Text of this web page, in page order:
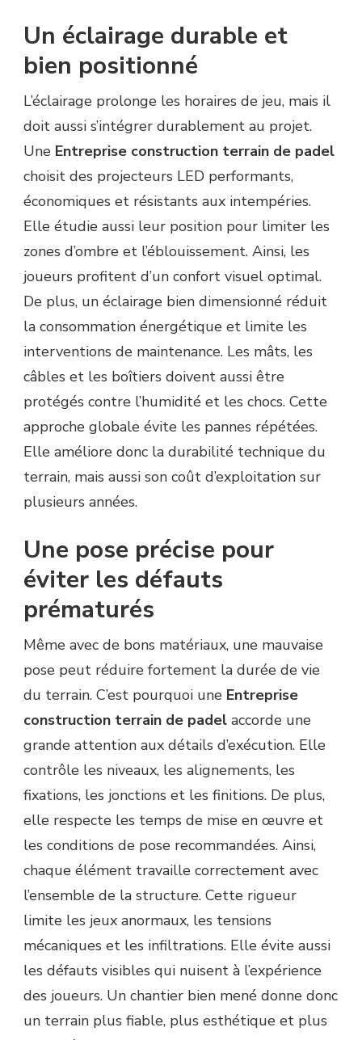
Un éclairage durable et
bien positionné
L’éclairage prolonge les horaires de jeu, mais il
doit aussi s’intégrer durablement au projet.
Une Entreprise construction terrain de padel
choisit des projecteurs LED performants,
économiques et résistants aux intempéries.
Elle étudie aussi leur position pour limiter les
zones d’ombre et l’éblouissement. Ainsi, les
joueurs profitent d’un confort visuel optimal.
De plus, un éclairage bien dimensionné réduit
la consommation énergétique et limite les
interventions de maintenance. Les mâts, les
câbles et les boîtiers doivent aussi être
protégés contre l’humidité et les chocs. Cette
approche globale évite les pannes répétées.
Elle améliore donc la durabilité technique du
terrain, mais aussi son coût d’exploitation sur
plusieurs années.
Une pose précise pour
éviter les défauts
prématurés
Même avec de bons matériaux, une mauvaise
pose peut réduire fortement la durée de vie
du terrain. C’est pourquoi une Entreprise
construction terrain de padel accorde une
grande attention aux détails d’exécution. Elle
contrôle les niveaux, les alignements, les
fixations, les jonctions et les finitions. De plus,
elle respecte les temps de mise en œuvre et
les conditions de pose recommandées. Ainsi,
chaque élément travaille correctement avec
l’ensemble de la structure. Cette rigueur
limite les jeux anormaux, les tensions
mécaniques et les infiltrations. Elle évite aussi
les défauts visibles qui nuisent à l’expérience
des joueurs. Un chantier bien mené donne donc
un terrain plus fiable, plus esthétique et plus